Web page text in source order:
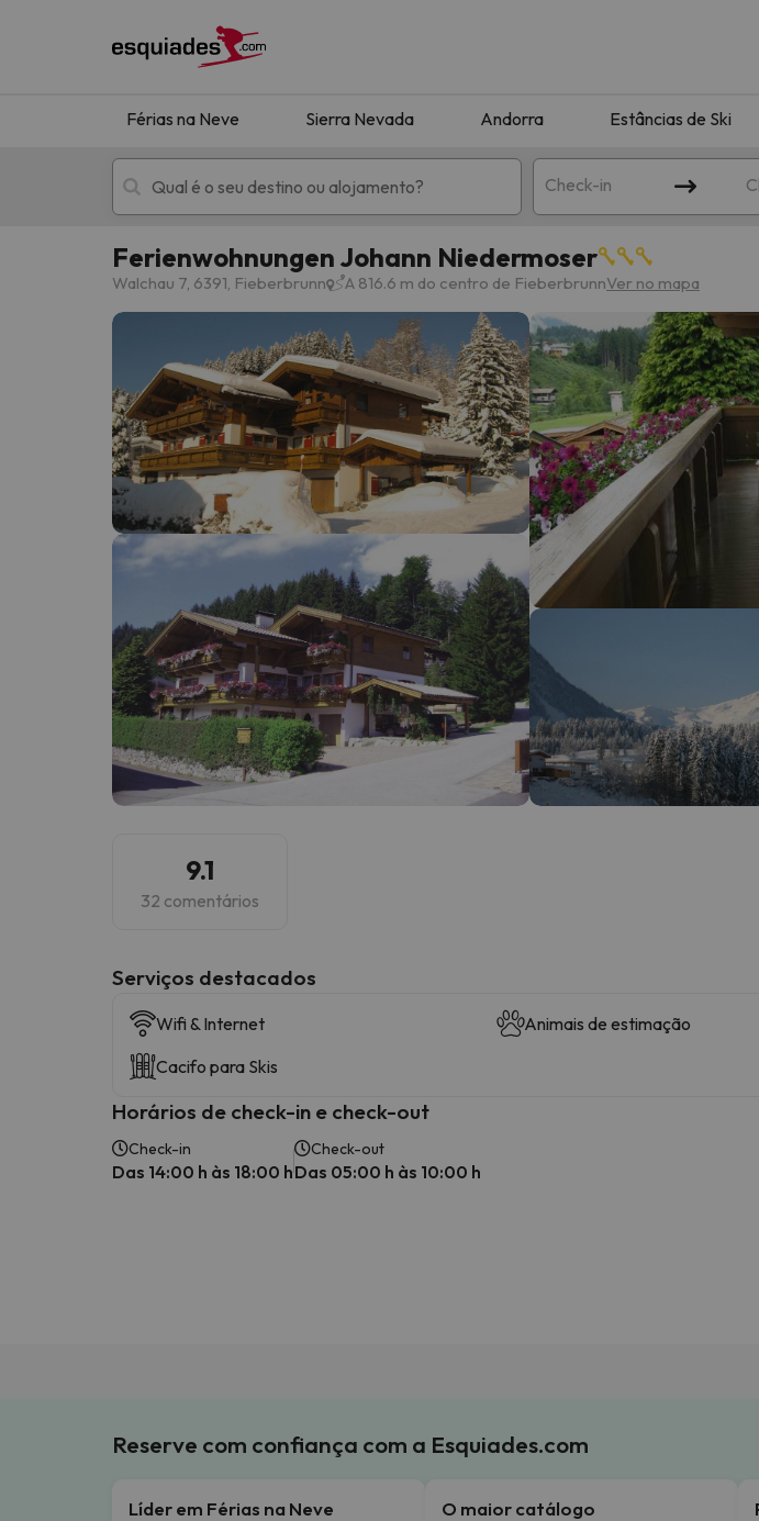
Férias na Neve Sierra Nevada Andorra Estâncias de Ski
Check-in
Férias na neve Hotéis de montanha
Oops, não encontramos nenhum resultado que corresponda à sua pesquisa.
Bem, parece que o nosso Seeker perdeu o seu caminho. Assim que encontrar a
Ferienwohnungen Johann Niedermoser
Walchau 7, 6391, Fieberbrunn A 816.6 m do centro de FieberbrunnVer no mapa
9.1
32 comentários
Serviços destacados
Wifi & Internet
Animais de estimação
Cacifo para Skis
Horários de check-in e check-out
Check-in
Das 14:00 h às 18:00 h
Check-out
Das 05:00 h às 10:00 h
Reserve com confiança com a Esquiades.com
Líder em Férias na Neve O maior catálogo